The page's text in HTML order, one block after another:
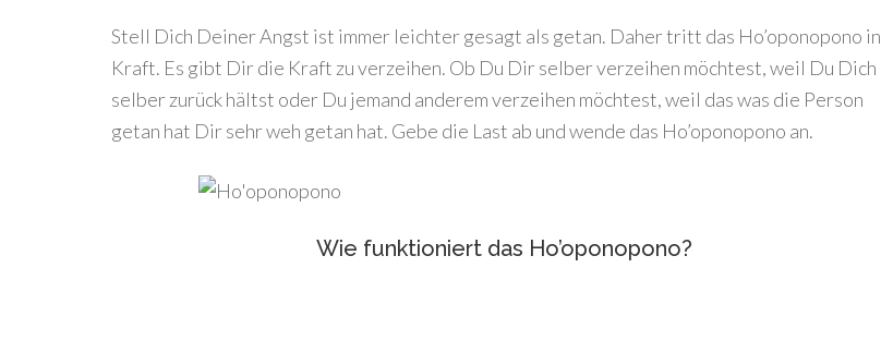
Stell Dich Deiner Angst ist immer leichter gesagt als getan. Daher tritt das Ho’oponopono in
Kraft. Es gibt Dir die Kraft zu verzeihen. Ob Du Dir selber verzeihen möchtest, weil Du Dich
selber zurück hältst oder Du jemand anderem verzeihen möchtest, weil das was die Person
getan hat Dir sehr weh getan hat. Gebe die Last ab und wende das Ho’oponopono an.
Wie funktioniert das Ho’oponopono?